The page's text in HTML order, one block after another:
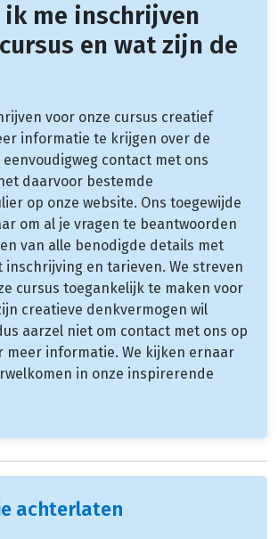
ik me inschrijven
en wat zijn de
voor onze cursus creatief
informatie te krijgen over de
contact met ons
daarvoor bestemde
op onze website. Ons toegewijde
om al je vragen te beantwoorden
van alle benodigde details met
en tarieven. We streven
cursus toegankelijk te maken voor
creatieve denkvermogen wil
aarzel niet om contact met ons op
meer informatie. We kijken ernaar
in onze inspirerende
achterlaten